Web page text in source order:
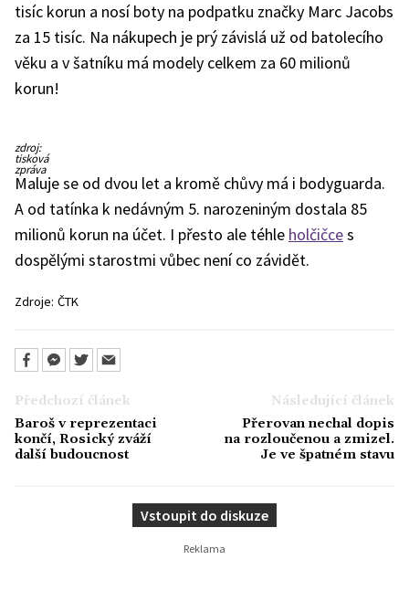
tisíc korun a nosí boty na podpatku značky Marc Jacobs
za 15 tisíc. Na nákupech je prý závislá už od batolecího
věku a v šatníku má modely celkem za 60 milionů
korun!
zdroj:
tisková
zpráva
Maluje se od dvou let a kromě chůvy má i bodyguarda.
A od tatínka k nedávným 5. narozeniným dostala 85
milionů korun na účet. I přesto ale téhle holčičces
dospělými starostmi vůbec není co závidět.
Zdroje: ČTK
Předchozí článek
Baroš v reprezentaci
končí, Rosický zváží
další budoucnost
Následující článek
Přerovan nechal dopis
na rozloučenou a zmizel.
Je ve špatném stavu
Vstoupit do diskuze